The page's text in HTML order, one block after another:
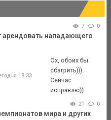
7 0
арендовать нападающего
18:33
Ох, обоих бы
сбагрить))).
Сейчас
исправлю))
21 0
мира и других